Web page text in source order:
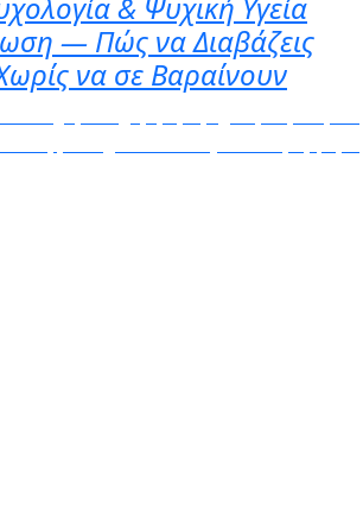
— Πώς να Διαβάζεις
Χωρίς να σε Βαραίνουν